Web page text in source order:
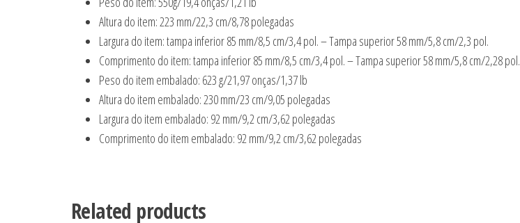
Altura do item: 223 mm/22,3 cm/8,78 polegadas
Largura do item: tampa inferior 85 mm/8,5 cm/3,4 pol. – Tampa superior 58 mm/5,8 cm/2,3 pol.
Comprimento do item: tampa inferior 85 mm/8,5 cm/3,4 pol. – Tampa superior 58 mm/5,8 cm/2,28 pol.
Peso do item embalado: 623 g/21,97 onças/1,37 lb
Altura do item embalado: 230 mm/23 cm/9,05 polegadas
Largura do item embalado: 92 mm/9,2 cm/3,62 polegadas
Comprimento do item embalado: 92 mm/9,2 cm/3,62 polegadas
Related products